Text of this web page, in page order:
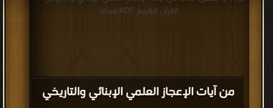
من آيات الإعجاز العلمي الإبنائي والتاريخي
القرآن الكريم PDF مجانا